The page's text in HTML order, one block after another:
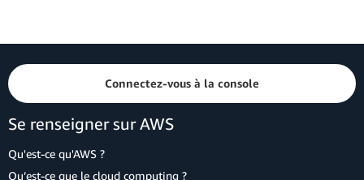
Connectez-vous à la console
Se renseigner sur AWS
Qu'est-ce qu'AWS ?
Qu’est-ce que le cloud computing ?